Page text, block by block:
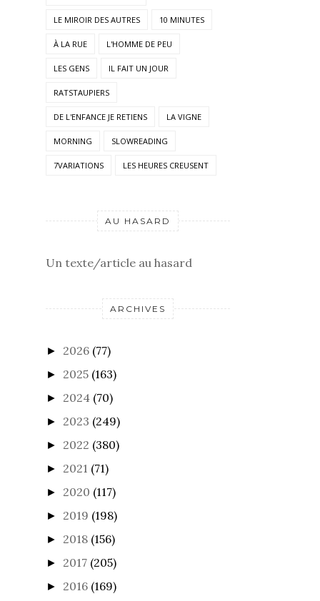
LE MIROIR DES AUTRES 10 MINUTES
À LA RUE L'HOMME DE PEU
LES GENS IL FAIT UN JOUR
RATSTAUPIERS
DE L'ENFANCE JE RETIENS LA VIGNE
MORNING SLOWREADING
7VARIATIONS LES HEURES CREUSENT
AU HASARD
Un texte/article au hasard
ARCHIVES
► 2026 (77)
► 2025 (163)
► 2024 (70)
► 2023 (249)
► 2022 (380)
► 2021 (71)
► 2020 (117)
► 2019 (198)
► 2018 (156)
► 2017 (205)
► 2016 (169)